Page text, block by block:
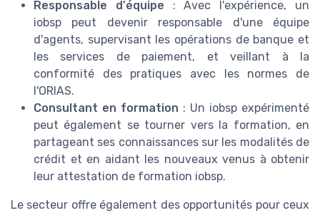
Responsable d'équipe : Avec l'expérience, un
iobsp peut devenir responsable d'une équipe
d'agents, supervisant les opérations de banque et
les services de paiement, et veillant à la
conformité des pratiques avec les normes de
l'ORIAS.
Consultant en formation : Un iobsp expérimenté
peut également se tourner vers la formation, en
partageant ses connaissances sur les modalités de
crédit et en aidant les nouveaux venus à obtenir
leur attestation de formation iobsp.
Le secteur offre également des opportunités pour ceux